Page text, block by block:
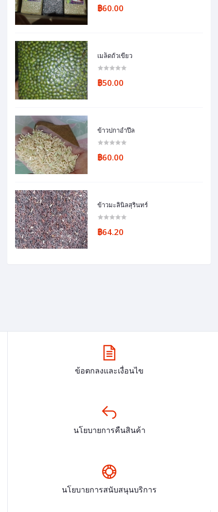
฿60.00
เมล็ดถั่วเขียว
฿50.00
ข้าวปกาอำปึล
฿60.00
ข้าวมะลินิลสุรินทร์
฿64.20
ข้อตกลงและเงื่อนไข
นโยบายการคืนสินค้า
นโยบายการสนับสนุนบริการ